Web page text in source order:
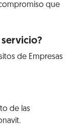
que
de Empresas
de las